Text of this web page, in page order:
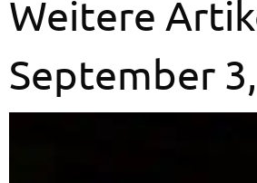
Weitere
September